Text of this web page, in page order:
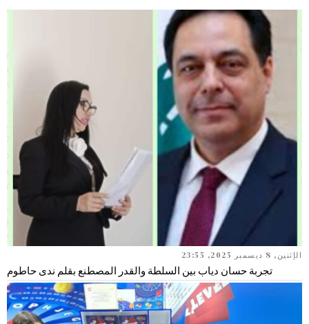
الإثنين, 8 ديسمبر 2025, 23:55
تجربة حسان دياب بين السلطة والقدر المصطنع بقلم ندى حاطوم